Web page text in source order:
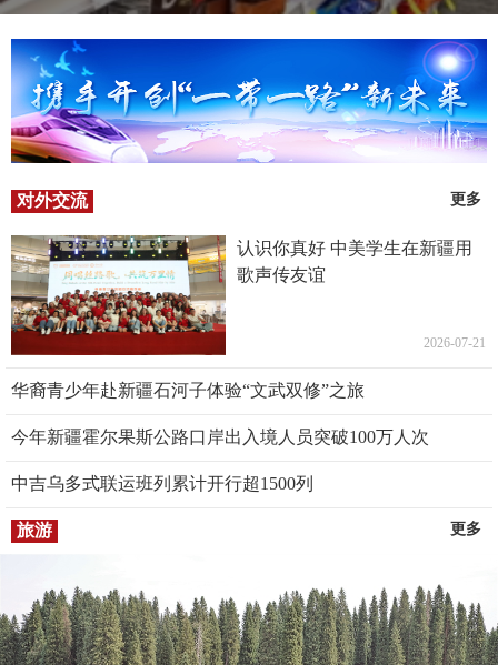
对外交流 更多
认识你真好 中美学生在新疆用
歌声传友谊
2026-07-21
华裔青少年赴新疆石河子体验“文武双修”之旅
今年新疆霍尔果斯公路口岸出入境人员突破100万人次
中吉乌多式联运班列累计开行超1500列
旅游 更多